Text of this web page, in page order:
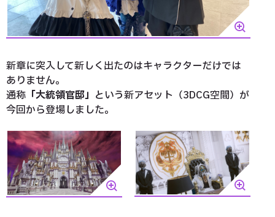
新章に突入して新しく出たのはキャラクターだけでは
ありません。
通称 「大統領官邸」 という新アセット（3DCG空間）が
今回から登場しました。